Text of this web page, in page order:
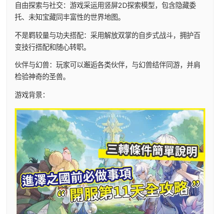
自由探索与社交：游戏采运用竖屏2D探索模型，包含隐藏委
托、未知宝藏同丰富性的世界地图。
不是羁较量与功夫搭配：采用解放双掌的自步式战斗，拥护百
变技行搭配和随心转职。
伙伴与幻兽：玩家可以邂逅各类伙伴，与幻兽结伴同游，并肩
检验神奇的圣兽。
游戏背景：